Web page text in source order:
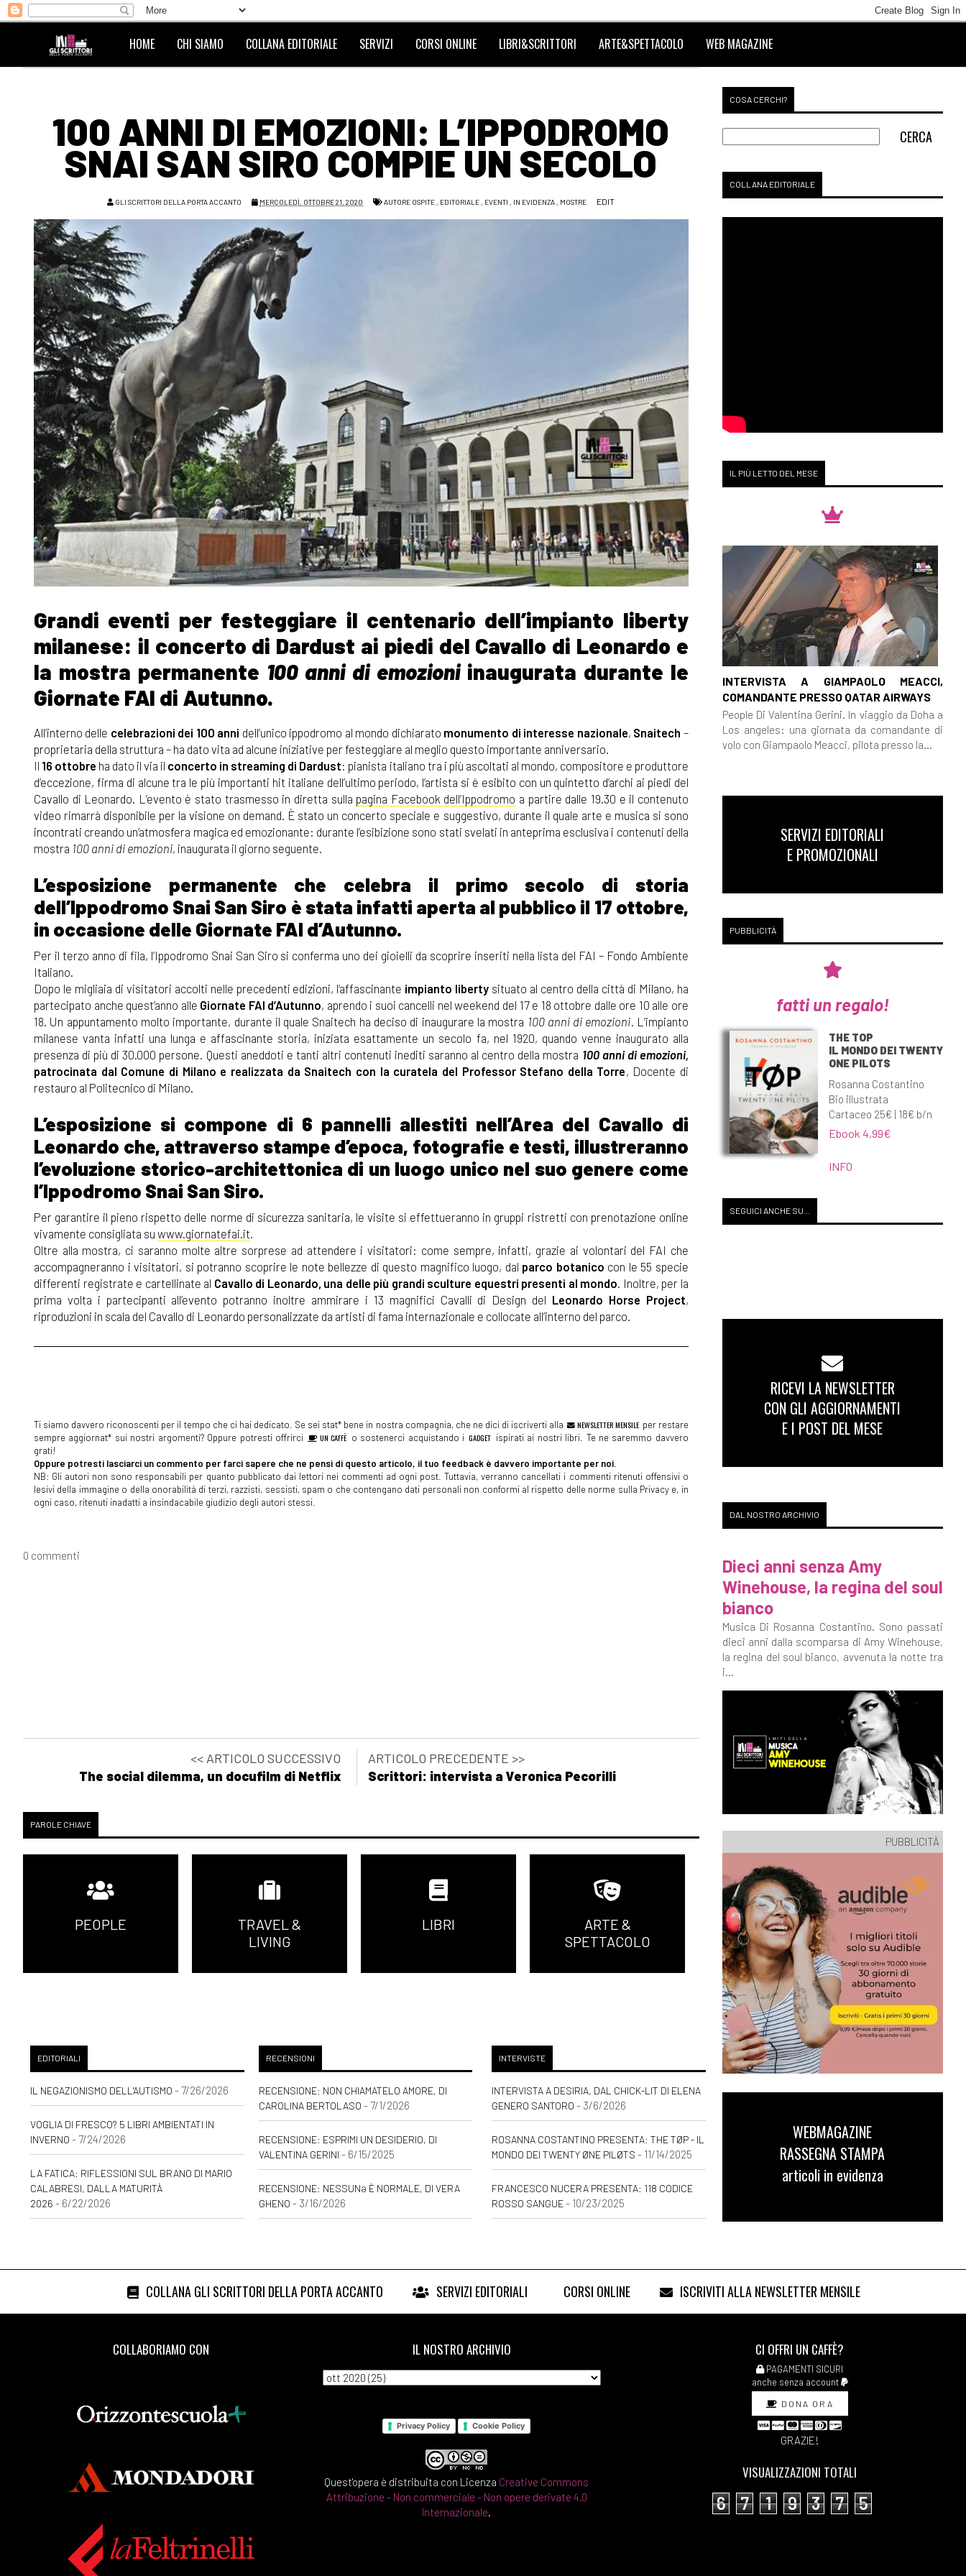
HOME CHI SIAMO COLLANA EDITORIALE SERVIZI CORSI ONLINE LIBRI&SCRITTORI ARTE&SPETTACOLO WEB MAGAZINE
100 ANNI DI EMOZIONI: L’IPPODROMO
SNAI SAN SIRO COMPIE UN SECOLO
GLI SCRITTORI DELLA PORTA ACCANTO MERCOLEDÌ, OTTOBRE 21, 2020 AUTORE OSPITE , EDITORIALE , EVENTI , IN EVIDENZA , MOSTRE EDIT
Grandi eventi per festeggiare il centenario dell’impianto liberty
milanese: il concerto di Dardust ai piedi del Cavallo di Leonardo e
la mostra permanente 100 anni di emozioniinaugurata durante le
Giornate FAI di Autunno.
All’interno delle celebrazioni dei 100 anni dell’unico ippodromo al mondo dichiarato monumento di interesse nazionale, Snaitech –
proprietaria della struttura – ha dato vita ad alcune iniziative per festeggiare al meglio questo importante anniversario.
Il 16 ottobre ha dato il via il concerto in streaming di Dardust: pianista italiano tra i più ascoltati al mondo, compositore e produttore
d’eccezione, firma di alcune tra le più importanti hit italiane dell’ultimo periodo, l’artista si è esibito con un quintetto d’archi ai piedi del
Cavallo di Leonardo. L’evento è stato trasmesso in diretta sulla pagina Facebook dell’Ippodromo a partire dalle 19.30 e il contenuto
video rimarrà disponibile per la visione on demand. È stato un concerto speciale e suggestivo, durante il quale arte e musica si sono
incontrati creando un’atmosfera magica ed emozionante: durante l’esibizione sono stati svelati in anteprima esclusiva i contenuti della
mostra 100 anni di emozioni, inaugurata il giorno seguente.
L’esposizione permanente che celebra il primo secolo di storia
dell’Ippodromo Snai San Siro è stata infatti aperta al pubblico il 17 ottobre,
in occasione delle Giornate FAI d’Autunno.
Per il terzo anno di fila, l’Ippodromo Snai San Siro si conferma uno dei gioielli da scoprire inseriti nella lista del FAI – Fondo Ambiente
Italiano.
Dopo le migliaia di visitatori accolti nelle precedenti edizioni, l’affascinante impianto liberty situato al centro della città di Milano, ha
partecipato anche quest’anno alle Giornate FAI d’Autunno, aprendo i suoi cancelli nel weekend del 17 e 18 ottobre dalle ore 10 alle ore
18. Un appuntamento molto importante, durante il quale Snaitech ha deciso di inaugurare la mostra 100 anni di emozioni. L’impianto
milanese vanta infatti una lunga e affascinante storia, iniziata esattamente un secolo fa, nel 1920, quando venne inaugurato alla
presenza di più di 30.000 persone. Questi aneddoti e tanti altri contenuti inediti saranno al centro della mostra 100 anni di emozioni,
patrocinata dal Comune di Milano e realizzata da Snaitech con la curatela del Professor Stefano della Torre, Docente di
restauro al Politecnico di Milano.
L’esposizione si compone di 6 pannelli allestiti nell’Area del Cavallo di
Leonardo che, attraverso stampe d’epoca, fotografie e testi, illustreranno
l’evoluzione storico-architettonica di un luogo unico nel suo genere come
l’Ippodromo Snai San Siro.
Per garantire il pieno rispetto delle norme di sicurezza sanitaria, le visite si effettueranno in gruppi ristretti con prenotazione online
vivamente consigliata su www.giornatefai.it.
Oltre alla mostra, ci saranno molte altre sorprese ad attendere i visitatori: come sempre, infatti, grazie ai volontari del FAI che
accompagneranno i visitatori, si potranno scoprire le note bellezze di questo magnifico luogo, dal parco botanico con le 55 specie
differenti registrate e cartellinate al Cavallo di Leonardo, una delle più grandi sculture equestri presenti al mondo. Inoltre, per la
prima volta i partecipanti all’evento potranno inoltre ammirare i 13 magnifici Cavalli di Design del Leonardo Horse Project,
riproduzioni in scala del Cavallo di Leonardo personalizzate da artisti di fama internazionale e collocate all’interno del parco.
Ti siamo davvero riconoscenti per il tempo che ci hai dedicato. Se sei stat* bene in nostra compagnia, che ne dici di iscriverti alla NEWSLETTER MENSILE per restare
sempre aggiornat* sui nostri argomenti? Oppure potresti offrirci
UN CAFFÈ o sostenerci acquistando i GADGET ispirati ai nostri libri. Te ne saremmo davvero
grati!
Oppure potresti lasciarci un commento per farci sapere che ne pensi di questo articolo, il tuo feedback è davvero importante per noi.
NB: Gli autori non sono responsabili per quanto pubblicato dai lettori nei commenti ad ogni post. Tuttavia, verranno cancellati i commenti ritenuti offensivi o
lesivi della immagine o della onorabilità di terzi, razzisti, sessisti, spam o che contengano dati personali non conformi al rispetto delle norme sulla Privacy e, in
ogni caso, ritenuti inadatti a insindacabile giudizio degli autori stessi.
0 commenti
<< ARTICOLO SUCCESSIVO
The social dilemma, un docufilm di Netflix
ARTICOLO PRECEDENTE >>
Scrittori: intervista a Veronica Pecorilli
PAROLE CHIAVE
PEOPLE
TRAVEL &
LIVING
LIBRI
ARTE &
SPETTACOLO
EDITORIALI
IL NEGAZIONISMO DELL'AUTISMO - 7/26/2026
VOGLIA DI FRESCO? 5 LIBRI AMBIENTATI IN
INVERNO - 7/24/2026
LA FATICA: RIFLESSIONI SUL BRANO DI MARIO
CALABRESI, DALLA MATURITÀ
2026 - 6/22/2026
RECENSIONI
RECENSIONE: NON CHIAMATELO AMORE, DI
CAROLINA BERTOLASO - 7/1/2026
RECENSIONE: ESPRIMI UN DESIDERIO, DI
VALENTINA GERINI - 6/15/2025
RECENSIONE: NESSUNƏ È NORMALE, DI VERA
GHENO - 3/16/2026
INTERVISTE
INTERVISTA A DESIRIA, DAL CHICK-LIT DI ELENA
GENERO SANTORO - 3/6/2026
ROSANNA COSTANTINO PRESENTA: THE TØP - IL
MONDO DEI TWENTY ØNE PILØTS - 11/14/2025
FRANCESCO NUCERA PRESENTA: 118 CODICE
ROSSO SANGUE- 10/23/2025
COSA CERCHI?
COLLANA EDITORIALE
IL PIÙ LETTO DEL MESE
INTERVISTA A GIAMPAOLO MEACCI,
COMANDANTE PRESSO QATAR AIRWAYS
People Di Valentina Gerini. In viaggio da Doha a
Los angeles: una giornata da comandante di
volo con Giampaolo Meacci, pilota presso la...
SERVIZI EDITORIALI
E PROMOZIONALI
PUBBLICITÀ
fatti un regalo!
THE TOP
IL MONDO DEI TWENTY
ONE PILOTS
Rosanna Costantino
Bio illustrata
Cartaceo 25€ | 18€ b/n
Ebook 4,99€
INFO
SEGUICI ANCHE SU...
RICEVI LA NEWSLETTER
CON GLI AGGIORNAMENTI
E I POST DEL MESE
DAL NOSTRO ARCHIVIO
Dieci anni senza Amy
Winehouse, la regina del soul
bianco
Musica Di Rosanna Costantino. Sono passati
dieci anni dalla scomparsa di Amy Winehouse,
la regina del soul bianco, avvenuta la notte tra
i...
PUBBLICITÀ
WEBMAGAZINE
RASSEGNA STAMPA
articoli in evidenza
COLLANA GLI SCRITTORI DELLA PORTA ACCANTO SERVIZI EDITORIALI CORSI ONLINE ISCRIVITI ALLA NEWSLETTER MENSILE
COLLABORIAMO CON IL NOSTRO ARCHIVIO
Privacy Policy Cookie Policy
Quest'opera è distribuita con Licenza Creative Commons
Attribuzione - Non commerciale - Non opere derivate 4.0
Internazionale.
CI OFFRI UN CAFFÈ?
PAGAMENTI SICURI
anche senza account
DONA ORA
GRAZIE!
VISUALIZZAZIONI TOTALI
6 7 1 9 3 7 5